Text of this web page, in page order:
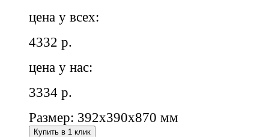
цена у всех:
4332 р.
цена у нас:
3334 р.
Размер: 392х390х870 мм
Купить в 1 клик